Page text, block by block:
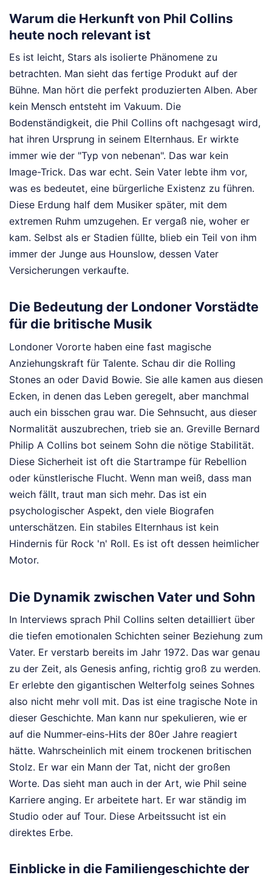
Warum die Herkunft von Phil Collins
heute noch relevant ist
Es ist leicht, Stars als isolierte Phänomene zu
betrachten. Man sieht das fertige Produkt auf der
Bühne. Man hört die perfekt produzierten Alben. Aber
kein Mensch entsteht im Vakuum. Die
Bodenständigkeit, die Phil Collins oft nachgesagt wird,
hat ihren Ursprung in seinem Elternhaus. Er wirkte
immer wie der "Typ von nebenan". Das war kein
Image-Trick. Das war echt. Sein Vater lebte ihm vor,
was es bedeutet, eine bürgerliche Existenz zu führen.
Diese Erdung half dem Musiker später, mit dem
extremen Ruhm umzugehen. Er vergaß nie, woher er
kam. Selbst als er Stadien füllte, blieb ein Teil von ihm
immer der Junge aus Hounslow, dessen Vater
Versicherungen verkaufte.
Die Bedeutung der Londoner Vorstädte
für die britische Musik
Londoner Vororte haben eine fast magische
Anziehungskraft für Talente. Schau dir die Rolling
Stones an oder David Bowie. Sie alle kamen aus diesen
Ecken, in denen das Leben geregelt, aber manchmal
auch ein bisschen grau war. Die Sehnsucht, aus dieser
Normalität auszubrechen, trieb sie an. Greville Bernard
Philip A Collins bot seinem Sohn die nötige Stabilität.
Diese Sicherheit ist oft die Startrampe für Rebellion
oder künstlerische Flucht. Wenn man weiß, dass man
weich fällt, traut man sich mehr. Das ist ein
psychologischer Aspekt, den viele Biografen
unterschätzen. Ein stabiles Elternhaus ist kein
Hindernis für Rock 'n' Roll. Es ist oft dessen heimlicher
Motor.
Die Dynamik zwischen Vater und Sohn
In Interviews sprach Phil Collins selten detailliert über
die tiefen emotionalen Schichten seiner Beziehung zum
Vater. Er verstarb bereits im Jahr 1972. Das war genau
zu der Zeit, als Genesis anfing, richtig groß zu werden.
Er erlebte den gigantischen Welterfolg seines Sohnes
also nicht mehr voll mit. Das ist eine tragische Note in
dieser Geschichte. Man kann nur spekulieren, wie er
auf die Nummer-eins-Hits der 80er Jahre reagiert
hätte. Wahrscheinlich mit einem trockenen britischen
Stolz. Er war ein Mann der Tat, nicht der großen
Worte. Das sieht man auch in der Art, wie Phil seine
Karriere anging. Er arbeitete hart. Er war ständig im
Studio oder auf Tour. Diese Arbeitssucht ist ein
direktes Erbe.
Einblicke in die Familiengeschichte der